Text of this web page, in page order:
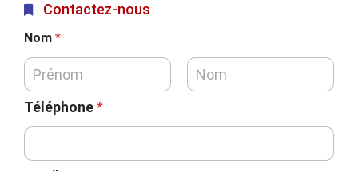
Contactez-nous
Nom *
Téléphone*